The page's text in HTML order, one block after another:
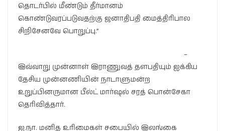
தொடர்பில் மீண்டும் தீர்மானம்
கொண்டுவரப்படுவதற்கு ஜனாதிபதி மைத்திரிபால
சிறிசேனவே பொறுப்பு.”
–
இவ்வாறு முன்னாள் இராணுவத் தளபதியும் ஐக்கிய
தேசிய முன்னணியின் நாடாளுமன்ற
உறுப்பினருமான பீல்ட் மார்ஷல் சரத் பொன்சேகா
தெரிவித்தார்.
ஐ.நா. மனித உரிமைகள் சபையில் இலங்கை